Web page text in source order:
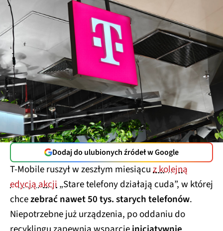
Dodaj do ulubionych źródeł w Google
T-Mobile ruszył w zeszłym miesiącuz kolejną
edycją akcji„Stare telefony działają cuda”, w której
chcezebrać nawet 50 tys. starych telefonów.
Niepotrzebne już urządzenia, po oddaniu do